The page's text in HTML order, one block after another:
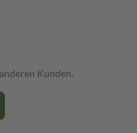
Kunden.